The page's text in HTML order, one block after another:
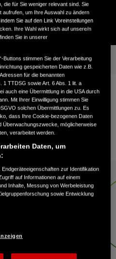
KAUFEN
Alle Merkmale Modelle
Leistung
die für Sie weniger relevant sind. Sie
um Ihre Auswahl zu ändern
Sie auf den Link Voreinstellungen
Ihre Wahl wirkt sich auf unsere/n
Sie in unserer
Buttons stimmen Sie der Verarbeitung
gespeicherten Daten wie z.B.
für die benannten
1 TTDSG sowie Art. 6 Abs. 1 lit. a
auch eine Übermittlung in die USA durch
Mit Ihrer Einwilligung stimmen Sie
solchen Übermittlungen zu. Es
dass Ihre Cookie-bezogenen Daten
Überwachungszwecke, möglicherweise
verarbeitet werden.
Daten, um
zur Identifikation
auf Informationen auf einem
Inhalte, Messung von Werbeleistung
sowie Entwicklung